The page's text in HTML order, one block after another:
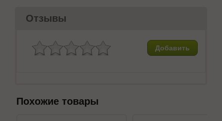
Отзывы
Добавить
Похожие товары